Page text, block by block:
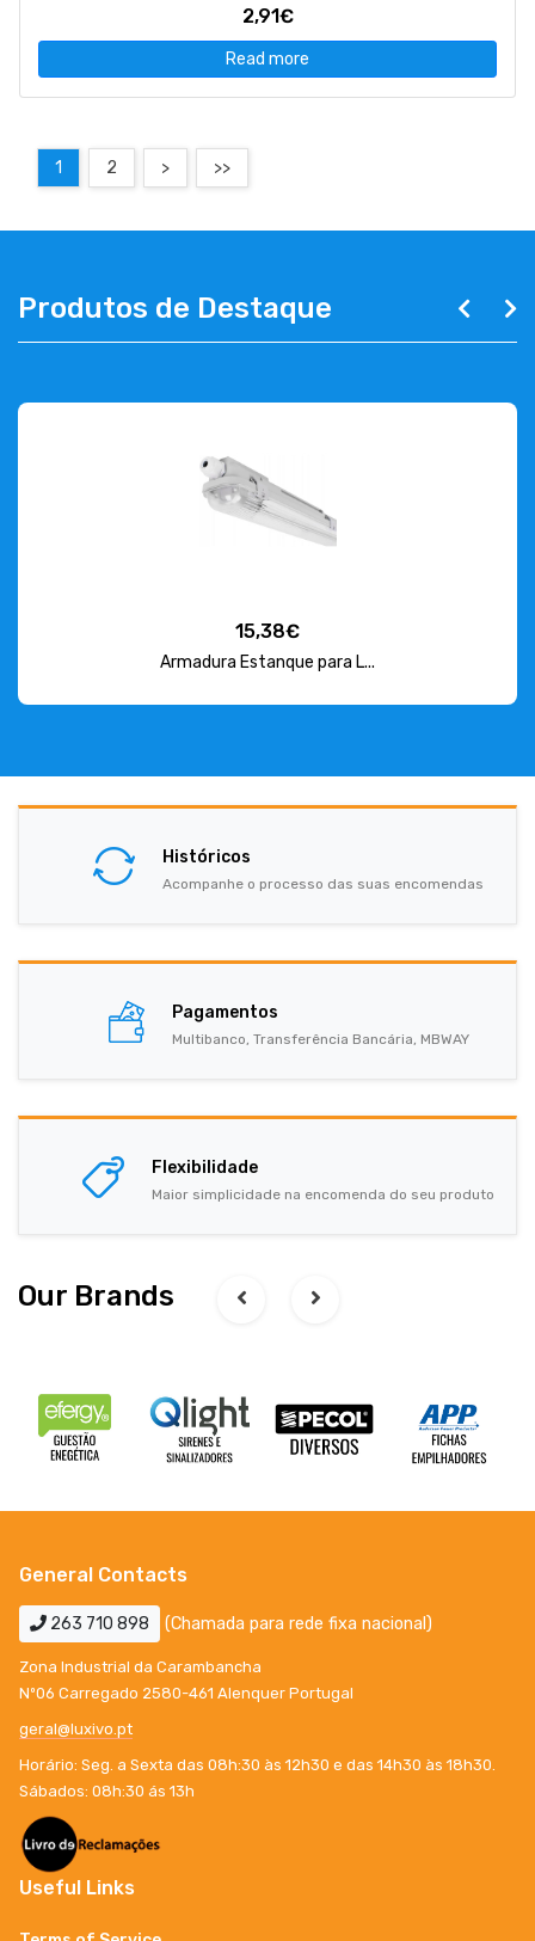
2,91€
Read more
1 2 > >>
Produtos de Destaque
15,38€
Armadura Estanque para L...
Históricos
Acompanhe o processo das suas encomendas
Pagamentos
Multibanco, Transferência Bancária, MBWAY
Flexibilidade
Maior simplicidade na encomenda do seu produto
Our Brands
General Contacts
263 710 898 (Chamada para rede fixa nacional)
Zona Industrial da Carambancha
Nº06 Carregado 2580-461 Alenquer Portugal
geral@luxivo.pt
Horário: Seg. a Sexta das 08h:30 às 12h30 e das 14h30 às 18h30.
Sábados: 08h:30 ás 13h
Useful Links